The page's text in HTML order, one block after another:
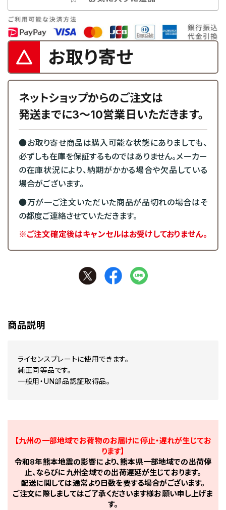
お取り寄せ
ネットショップからのご注文は
発送までに3～10営業日いただきます。
●お取り寄せ商品は購入可能な状態にありましても、
必ずしも在庫を保証するものではありません。メーカー
の在庫状況により、納期がかかる場合や欠品している
場合がございます。
●万が一ご注文いただいた商品が品切れの場合はそ
の都度ご連絡させていただきます。
※ご注文確定後はキャンセルはお受けしておりません。
商品説明
ライセンスプレートに使用できます。
純正同等品です。
一般用・UN部品認証取得品。
【九州の一部地域でお荷物のお届けに停止・遅れが生じてお
ります】
令和8年熊本地震の影響により、熊本県一部地域での出荷停
止、ならびに九州全域での出荷遅延が生じております。
配送に関しては通常より日数を要する場合がございます。
ご注文に際しましてはご了承くださいます様お願い申し上げま
す。